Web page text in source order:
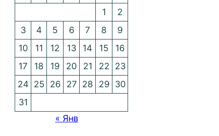
1
2
3
4 5 6 7 8
9
10
11 12 13 14 15
16
17
18 19 20 21 22
23
24 25 26 27 28 29
30
31
« Янв